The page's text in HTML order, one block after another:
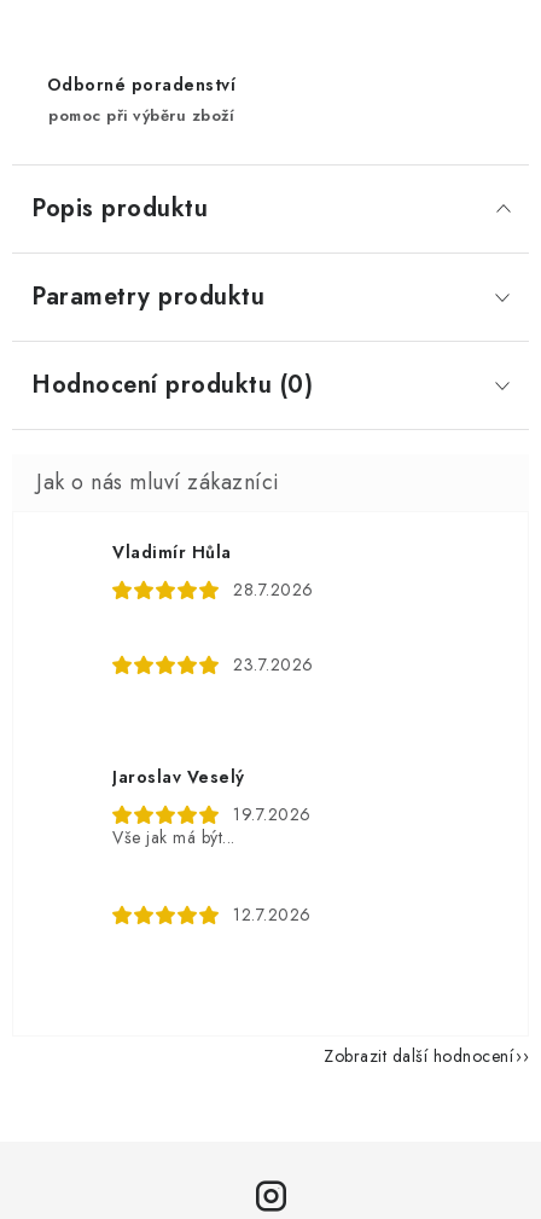
Odborné poradenství
pomoc při výběru zboží
Popis produktu
Parametry produktu
Hodnocení produktu (0)
Vladimír Hůla
28.7.2026
23.7.2026
Jaroslav Veselý
19.7.2026
Vše jak má být...
12.7.2026
Zobrazit další hodnocení